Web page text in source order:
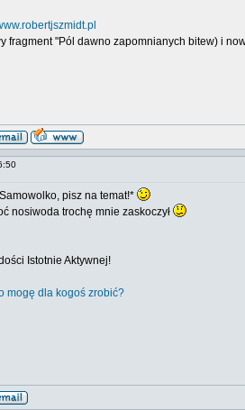
fragment "Pól dawno zapomnianych bitew) i
pisz na temat!*
nosiwoda trochę mnie zaskoczył
Istotnie Aktywnej!
mogę dla kogoś zrobić?